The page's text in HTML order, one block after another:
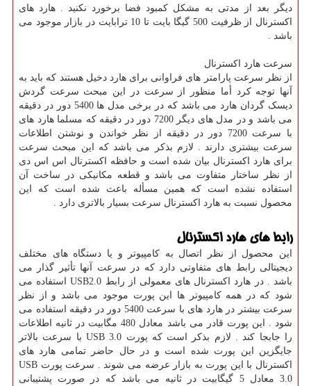
دیگر بعد از مدتی به مشکل کمبود فضا برخورد نکنید . هارد های
اکسترنال از ظرفیت 500 گیگا بایت تا 10 ترابایت در بازار موجود می
باشد .
سرعت هارد اکسترنال
از نظر سرعت پارامتر های فراوانی برای هارد دخیل هستند که باید به
آنها توجه کرد أما منظور از سرعت در این مبحث سرعت گردش
دیسک گردان هارد می باشد که در برخی مدل ها 5400 دور در دقیقه
می باشد و در مدل های دیگر 7200 دور در دقیقه که مسلما هارد های
با سرعت 7200 دور در دقیقه از نظر خواندن و نوشتن اطلاعات
سرعت بیشتری دارند . لازم بذکر می باشد که این مبحث سرعت
برای هارد اکسترنال بیان شده است و حافظه اکسترنال اس اس دی
از نظر ساختار متفاوت می باشد و قطعه مکانیکی در ساخت آن
استفاده نشده است که همین مسأله باعث شده است که این
محصول نسبت به هارد اکسترنال سرعت بسیار بالاتری دارد .
رابط های هارد اکسترنال
این محصول از نظر اتصال به کامپیوتر و یا دستگاه های مختلف
دیجیتالی رابط های متفاوتی دارد که در سرعت آنها تأثیر گذار می
باشد . در هارد اکسترنال های معمولی از رابط USB2.0 استفاده می
شود که در همه کامپیوتر ها این پورت موجود می باشد و از نظر
سرعت بیشتر در هارد های با سرعت 5400 دور در دقیقه استفاده می
شود . این پورت قادر می باشد معادل 480 مگابیت در ثانیه اطلاعات
را جابجا کند . لازم بذکر است که پورت USB 3.0 با سرعت بالاتر
جایگزین این پورت شده است و در حال حاضر تمامی هارد های
اکسترنال با این پورت به بازار عرضه می شوند . سرعت پورت USB
3.0 معادل 5 گیگابیت در ثانیه می باشد که در صورت پشتیبانی